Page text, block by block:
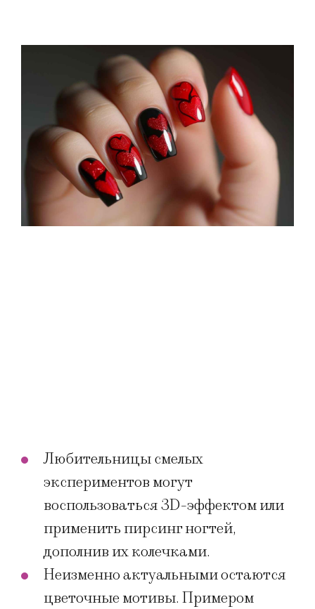
Любительницы смелых
экспериментов могут
воспользоваться 3D-эффектом или
применить пирсинг ногтей,
дополнив их колечками.
Неизменно актуальными остаются
цветочные мотивы. Примером